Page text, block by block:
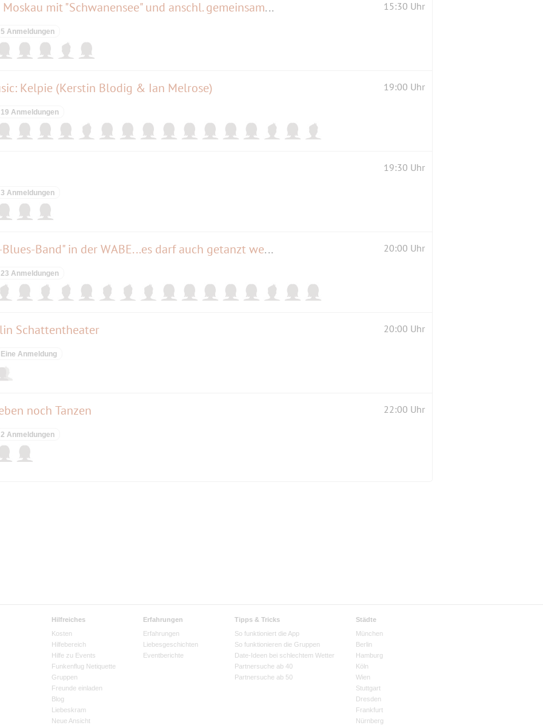
Das Russische Nationalballett Moskau mit "Schwanensee" und anschl. gemeinsam essen gehen? 15:30 Uhr
5 Anmeldungen
Kelpie (Kerstin Blodig & Ian Melrose) 19:00 Uhr
19 Anmeldungen
19:30 Uhr
3 Anmeldungen
25. Neujahrs-Blues -"Jonathan-Blues-Band" in der WABE...es darf auch getanzt werden ;-) 20:00 Uhr
23 Anmeldungen
Schattentheater 20:00 Uhr
Eine Anmeldung
noch Tanzen 22:00 Uhr
2 Anmeldungen
Hilfreiches
Kosten
Hilfebereich
Hilfe zu Events
Funkenflug Netiquette
Gruppen
Freunde einladen
Blog
Liebeskram
Neue Ansicht
Erfahrungen
Erfahrungen
Liebesgeschichten
Eventberichte
Tipps & Tricks
So funktioniert die App
So funktionieren die Gruppen
Date-Ideen bei schlechtem Wetter
Partnersuche ab 40
Partnersuche ab 50
Städte
München
Berlin
Hamburg
Köln
Wien
Stuttgart
Dresden
Frankfurt
Nürnberg